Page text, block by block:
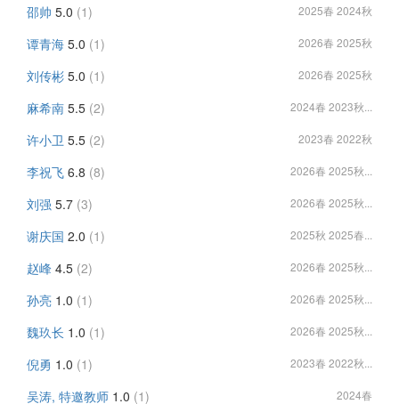
邵帅 5.0 (1) 2025春 2024秋
谭青海 5.0 (1) 2026春 2025秋
刘传彬 5.0 (1) 2026春 2025秋
麻希南 5.5 (2) 2024春 2023秋...
许小卫 5.5 (2) 2023春 2022秋
李祝飞 6.8 (8) 2026春 2025秋...
刘强 5.7 (3) 2026春 2025秋...
谢庆国 2.0 (1) 2025秋 2025春...
赵峰 4.5 (2) 2026春 2025秋...
孙亮 1.0 (1) 2026春 2025秋...
魏玖长 1.0 (1) 2026春 2025秋...
倪勇 1.0 (1) 2023春 2022秋...
吴涛, 特邀教师 1.0 (1) 2024春